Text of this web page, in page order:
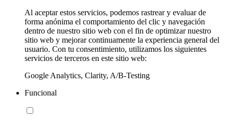
Al aceptar estos servicios, podemos rastrear y evaluar de
forma anónima el comportamiento del clic y navegación
dentro de nuestro sitio web con el fin de optimizar nuestro
sitio web y mejorar continuamente la experiencia general del
usuario. Con tu consentimiento, utilizamos los siguientes
servicios de terceros en este sitio web:
Google Analytics, Clarity, A/B-Testing
Funcional